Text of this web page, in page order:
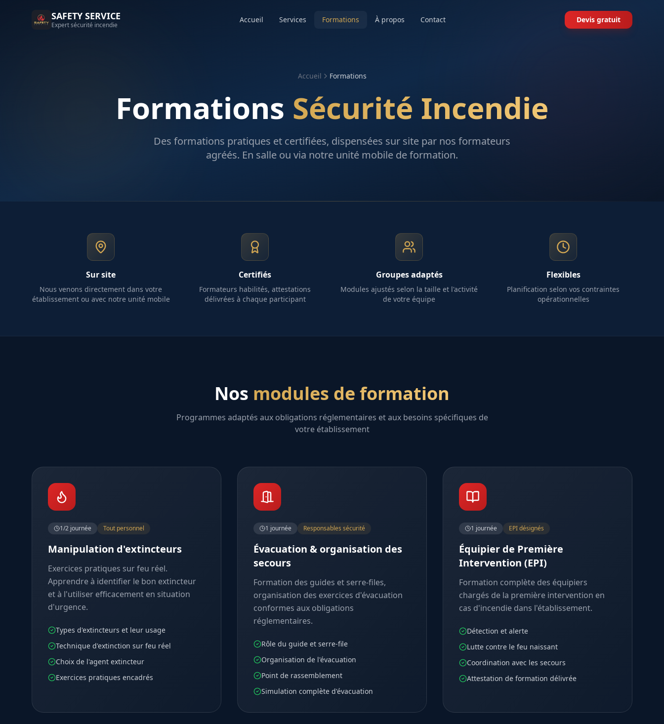
SAFETY SERVICE
Expert sécurité incendie
Accueil Services Formations À propos Contact Devis gratuit
Accueil Formations
Formations Sécurité Incendie
Des formations pratiques et certifiées, dispensées sur site par nos formateurs
agréés. En salle ou via notre unité mobile de formation.
Sur site
Nous venons directement dans votre
établissement ou avec notre unité mobile
Certifiés
Formateurs habilités, attestations
délivrées à chaque participant
Groupes adaptés
Modules ajustés selon la taille et l'activité
de votre équipe
Flexibles
Planification selon vos contraintes
opérationnelles
Nos modules de formation
Programmes adaptés aux obligations réglementaires et aux besoins spécifiques de
votre établissement
1/2 journée Tout personnel
Manipulation d'extincteurs
Exercices pratiques sur feu réel.
Apprendre à identifier le bon extincteur
et à l'utiliser efficacement en situation
d'urgence.
Types d'extincteurs et leur usage
Technique d'extinction sur feu réel
Choix de l'agent extincteur
Exercices pratiques encadrés
1 journée Responsables sécurité
Évacuation & organisation des
secours
Formation des guides et serre-files,
organisation des exercices d'évacuation
conformes aux obligations
réglementaires.
Rôle du guide et serre-file
Organisation de l'évacuation
Point de rassemblement
Simulation complète d'évacuation
1 journée EPI désignés
Équipier de Première
Intervention (EPI)
Formation complète des équipiers
chargés de la première intervention en
cas d'incendie dans l'établissement.
Détection et alerte
Lutte contre le feu naissant
Coordination avec les secours
Attestation de formation délivrée